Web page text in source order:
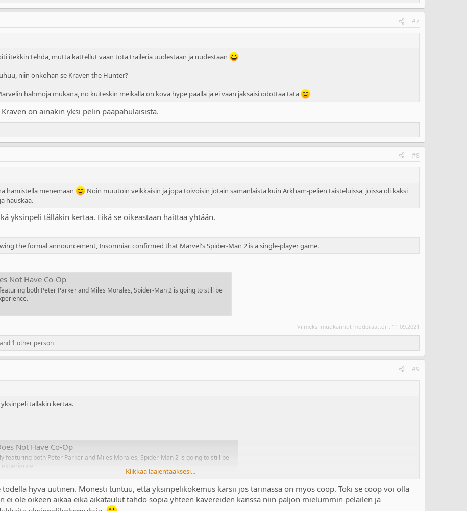
#7
itekkin tehdä, mutta kattellut vaan tota traileria uudestaan ja uudestaan
niin onkohan se Kraven the Hunter?
hahmoja mukana, no kuiteskin meikällä on kova hype päällä ja ei vaan jaksaisi odottaa tätä
on ainakin yksi pelin pääpahulaisista.
#8
hämistellä menemään
Noin muutoin veikkaisin ja jopa toivoisin jotain samanlaista kuin Arkham-pelien taisteluissa, joissa oli kaksi
hauskaa.
yksinpeli tälläkin kertaa. Eikä se oikeastaan haittaa yhtään.
the formal announcement, Insomniac confirmed that Marvel's Spider-Man 2 is a single-player game.
Not Have Co-Op
both Peter Parker and Miles Morales, Spider-Man 2 is going to still be
Viimeksi muokannut moderaattori: 11.09.2021
and 1 other person
#9
tälläkin kertaa.
Not Have Co-Op
featuring both Peter Parker and Miles Morales, Spider-Man 2 is going to still be
Klikkaa laajentaaksesi...
todella hyvä uutinen. Monesti tuntuu, että yksinpelikokemus kärsii jos tarinassa on myös coop. Toki se coop voi olla
ei ole oikeen aikaa eikä aikataulut tahdo sopia yhteen kavereiden kanssa niin paljon mielummin pelailen ja